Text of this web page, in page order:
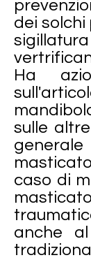
dei solchi
Ha
sulle
generale
caso di
anche